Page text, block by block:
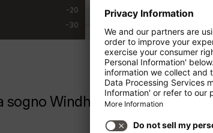
-20
-30
sogno Windhoek